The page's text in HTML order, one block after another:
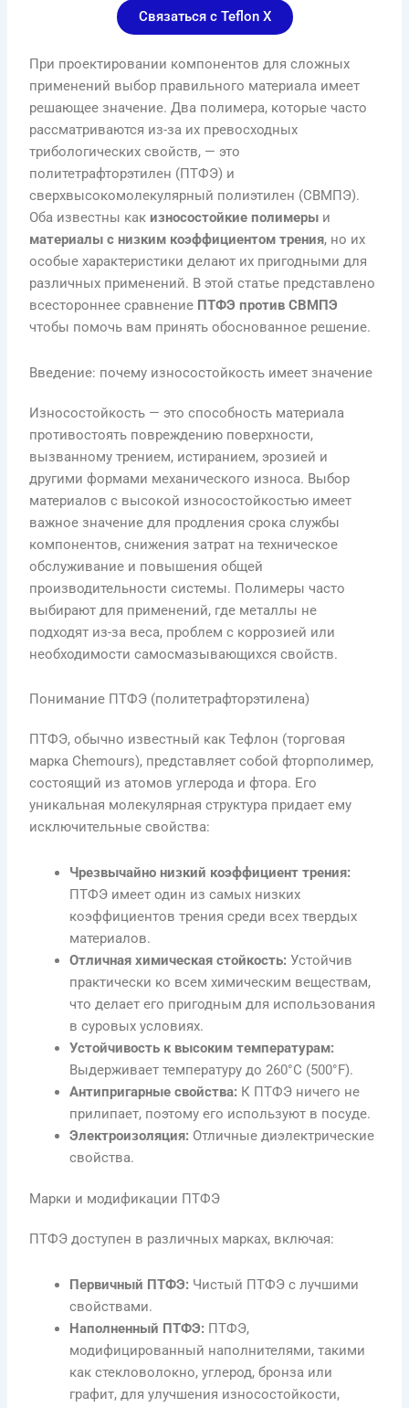
Связаться с Teflon X
При проектировании компонентов для сложных
применений выбор правильного материала имеет
решающее значение. Два полимера, которые часто
рассматриваются из-за их превосходных
трибологических свойств, — это
политетрафторэтилен (ПТФЭ) и
сверхвысокомолекулярный полиэтилен (СВМПЭ).
Оба известны какизносостойкие полимеры и
материалы с низким коэффициентом трения, но их
особые характеристики делают их пригодными для
различных применений. В этой статье представлено
всестороннее сравнение ПТФЭ против СВМПЭ
чтобы помочь вам принять обоснованное решение.
Введение: почему износостойкость имеет значение
Износостойкость — это способность материала
противостоять повреждению поверхности,
вызванному трением, истиранием, эрозией и
другими формами механического износа. Выбор
материалов с высокой износостойкостью имеет
важное значение для продления срока службы
компонентов, снижения затрат на техническое
обслуживание и повышения общей
производительности системы. Полимеры часто
выбирают для применений, где металлы не
подходят из-за веса, проблем с коррозией или
необходимости самосмазывающихся свойств.
Понимание ПТФЭ (политетрафторэтилена)
ПТФЭ, обычно известный как Тефлон (торговая
марка Chemours), представляет собой фторполимер,
состоящий из атомов углерода и фтора. Его
уникальная молекулярная структура придает ему
исключительные свойства:
Чрезвычайно низкий коэффициент трения:
ПТФЭ имеет один из самых низких
коэффициентов трения среди всех твердых
материалов.
Отличная химическая стойкость: Устойчив
практически ко всем химическим веществам,
что делает его пригодным для использования
в суровых условиях.
Устойчивость к высоким температурам:
Выдерживает температуру до 260°C (500°F).
Антипригарные свойства: К ПТФЭ ничего не
прилипает, поэтому его используют в посуде.
Электроизоляция: Отличные диэлектрические
свойства.
Марки и модификации ПТФЭ
ПТФЭ доступен в различных марках, включая:
Первичный ПТФЭ: Чистый ПТФЭ с лучшими
свойствами.
Наполненный ПТФЭ: ПТФЭ,
модифицированный наполнителями, такими
как стекловолокно, углерод, бронза или
графит, для улучшения износостойкости,